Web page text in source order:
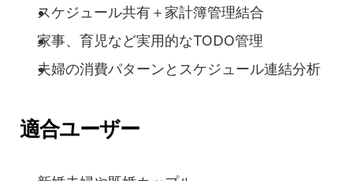
スケジュール共有＋家計簿管理結合
家事、育児など実用的なTODO管理
夫婦の消費パターンとスケジュール連結分析
適合ユーザー